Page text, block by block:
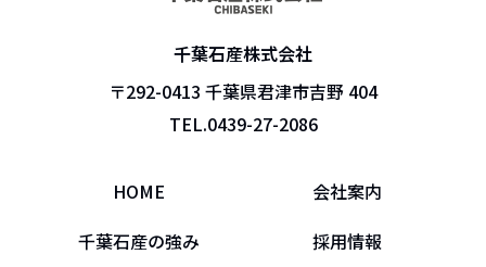
千葉石産株式会社
〒292-0413 千葉県君津市吉野 404
TEL.0439-27-2086
HOME
千葉石産の強み
会社案内
採用情報